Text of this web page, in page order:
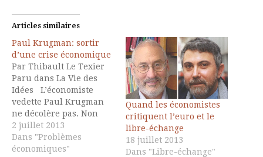
Articles similaires
Paul Krugman: sortir
d’une crise économique
Par Thibault Le Texier
Paru dans La Vie des
Idées L’économiste
vedette Paul Krugman
ne décolère pas. Non
pas tant parce que la
crise était évitable, mais
parce qu’on la laisse
2 juillet 2013
Dans "Problèmes
économiques"
Quand les économistes
critiquent l’euro et le
libre-échange
18 juillet 2013
Dans "Libre-échange"